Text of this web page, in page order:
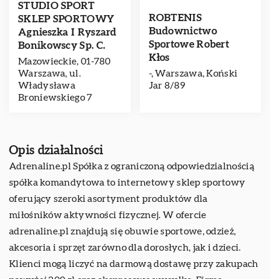
STUDIO SPORT
SKLEP SPORTOWY
Agnieszka I Ryszard
Bonikowscy Sp. C.
Mazowieckie, 01-780
Warszawa, ul.
Władysława
Broniewskiego 7
ROBTENIS
Budownictwo
Sportowe Robert
Kłos
-, Warszawa, Koński
Jar 8/89
Opis działalności
Adrenaline.pl Spółka z ograniczoną odpowiedzialnością
spółka komandytowa to internetowy sklep sportowy
oferujący szeroki asortyment produktów dla
miłośników aktywności fizycznej. W ofercie
adrenaline.pl znajdują się obuwie sportowe, odzież,
akcesoria i sprzęt zarówno dla dorosłych, jak i dzieci.
Klienci mogą liczyć na darmową dostawę przy zakupach